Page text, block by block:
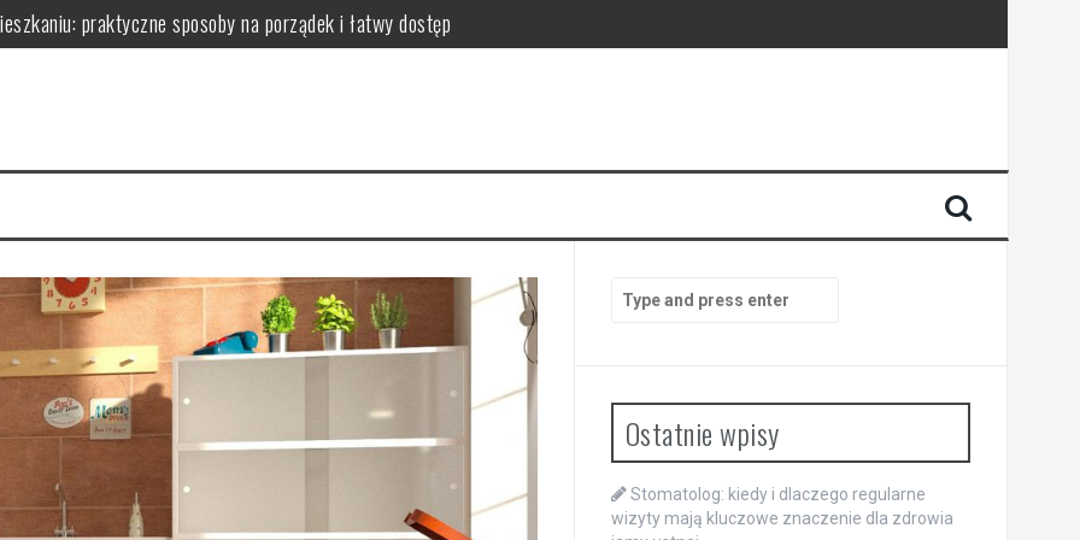
praktyczne sposoby na porządek i łatwy dostęp
wybrać i zamontować funkcjonalną przegrodę ze szkła hartowanego
dodają przestrzeni, a kiedy mogą przeszkadzać?
– praktyczne porady wyboru, montażu i aranżacji przestrzeni
for:
Ostatnie wpisy
Stomatolog: kiedy i dlaczego regularne
wizyty mają kluczowe znaczenie dla zdrowia